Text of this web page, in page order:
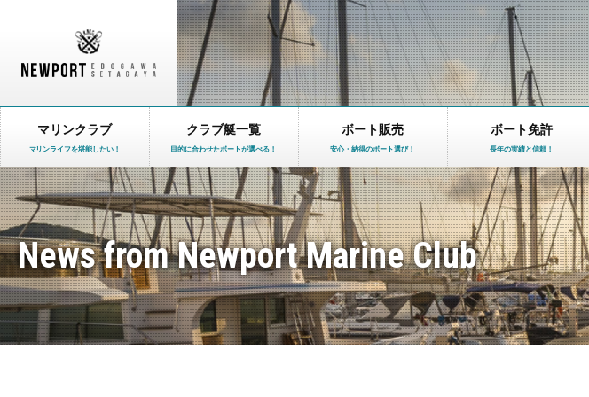
マリンクラブ
マリンライフを堪能したい！
クラブ艇一覧
目的に合わせたボートが選べる！
ボート販売
安心・納得のボート選び！
ボート免許
長年の実績と信頼！
News from Newport Marine Club